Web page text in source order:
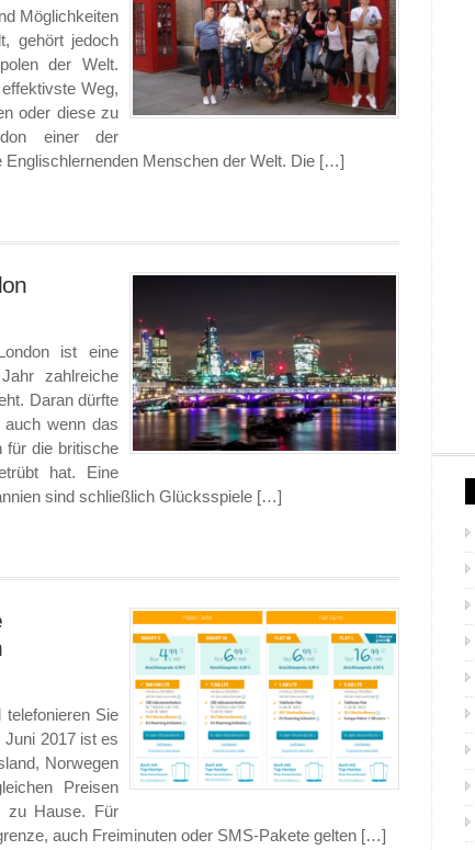
Möglichkeiten
gehört jedoch
der Welt.
Weg,
oder diese zu
einer der
Englischlernenden Menschen der Welt. Die […]
ist eine
zahlreiche
Daran dürfte
wenn das
für die britische
hat. Eine
sind schließlich Glücksspiele […]
Sie
Juni 2017 ist es
Norwegen
Preisen
zu Hause. Für
auch Freiminuten oder SMS-Pakete gelten […]